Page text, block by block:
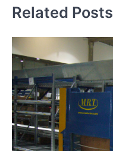
Related Posts